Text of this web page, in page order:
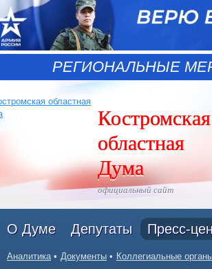
РЕГИОНАЛЬНЫЕ
Костромская
областная
Дума
официальный сайт
О Думе Депутаты Пресс-
Аналитика Документы Коллегиальные